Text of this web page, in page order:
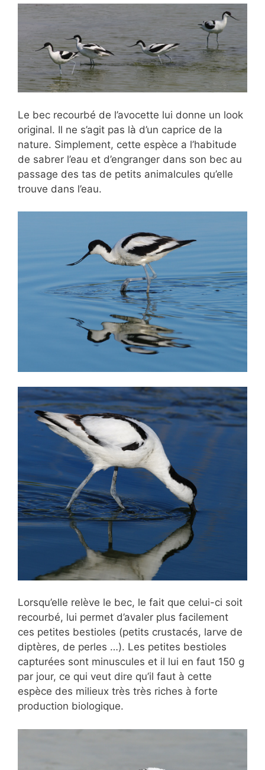
Le bec recourbé de l’avocette lui donne un look
original. Il ne s’agit pas là d’un caprice de la
nature. Simplement, cette espèce a l’habitude
de sabrer l’eau et d’engranger dans son bec au
passage des tas de petits animalcules qu’elle
trouve dans l’eau.
Lorsqu’elle relève le bec, le fait que celui-ci soit
recourbé, lui permet d’avaler plus facilement
ces petites bestioles (petits crustacés, larve de
diptères, de perles …). Les petites bestioles
capturées sont minuscules et il lui en faut 150 g
par jour, ce qui veut dire qu’il faut à cette
espèce des milieux très très riches à forte
production biologique.